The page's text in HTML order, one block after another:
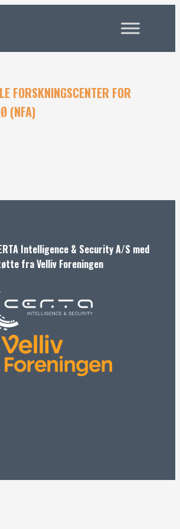
FORSKNINGSCENTER FOR
(NFA)
Intelligence & Security A/S med
fra Velliv Foreningen